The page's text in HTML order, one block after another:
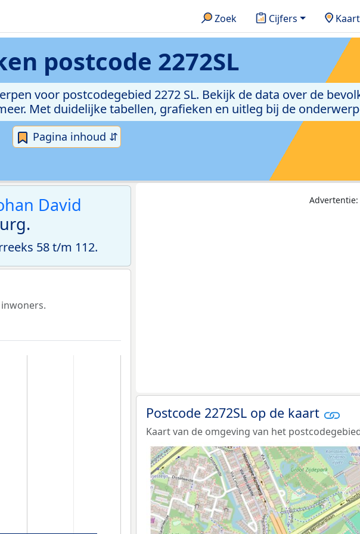
Zoek Cijfers
postcode 2272SL
voor postcodegebied 2272 SL. Bekijk de data over de
Met duidelijke tabellen, grafieken en uitleg bij de
Pagina inhoud ⇵
David
58 t/m 112.
Advertentie:
Postcode 2272SL op de kaart
Kaart van de omgeving van het